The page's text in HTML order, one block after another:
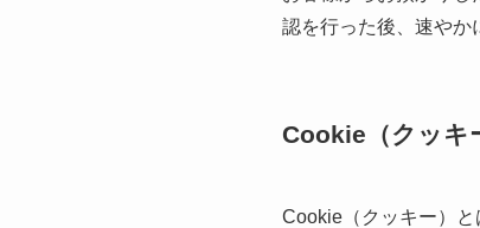
認を行った後、速やか
Cookie（クッキ
Cookie（クッキー）と